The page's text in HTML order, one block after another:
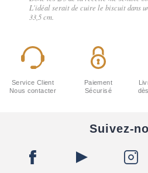
L'idéal serait de cuire le biscuit dans
33,5 cm.
Service Client
Nous contacter
Paiement
Sécurisé
Suivez-